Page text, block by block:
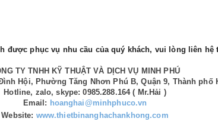
được phục vụ nhu cầu của quý khách, vui lòng liên hệ
TY TNHH KỸ THUẬT VÀ DỊCH VỤ MINH PHÚ
Hội, Phường Tăng Nhơn Phú B, Quận 9, Thành phố
Hotline, zalo, skype: 0985.288.164 ( Mr.Hải )
Email: hoanghai@minhphuco.vn
Website: www.thietbinanghachankhong.com